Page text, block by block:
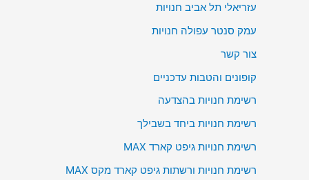
עזריאלי תל אביב חנויות
עמק סנטר עפולה חנויות
צור קשר
קופונים והטבות עדכניים
רשימת חנויות בהצדעה
רשימת חנויות ביחד בשבילך
רשימת חנויות גיפט קארד MAX
רשימת חנויות ורשתות גיפט קארד מקס MAX